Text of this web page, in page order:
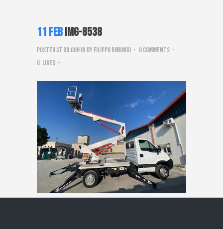
11 FebIMG-8538
Posted at 09:00hin by Filippo Rimondi
0 Comments
0 Likes